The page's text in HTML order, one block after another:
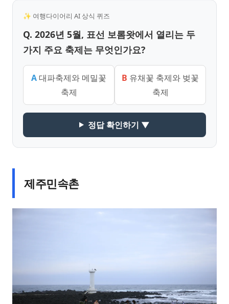
✨ 여행다이어리 AI 상식 퀴즈
Q. 2026년 5월, 표선 보롬왓에서 열리는 두
가지 주요 축제는 무엇인가요?
A대파축제와 메밀꽃
축제
B 유채꽃 축제와 벚꽃
축제
정답 확인하기 ▼
제주민속촌